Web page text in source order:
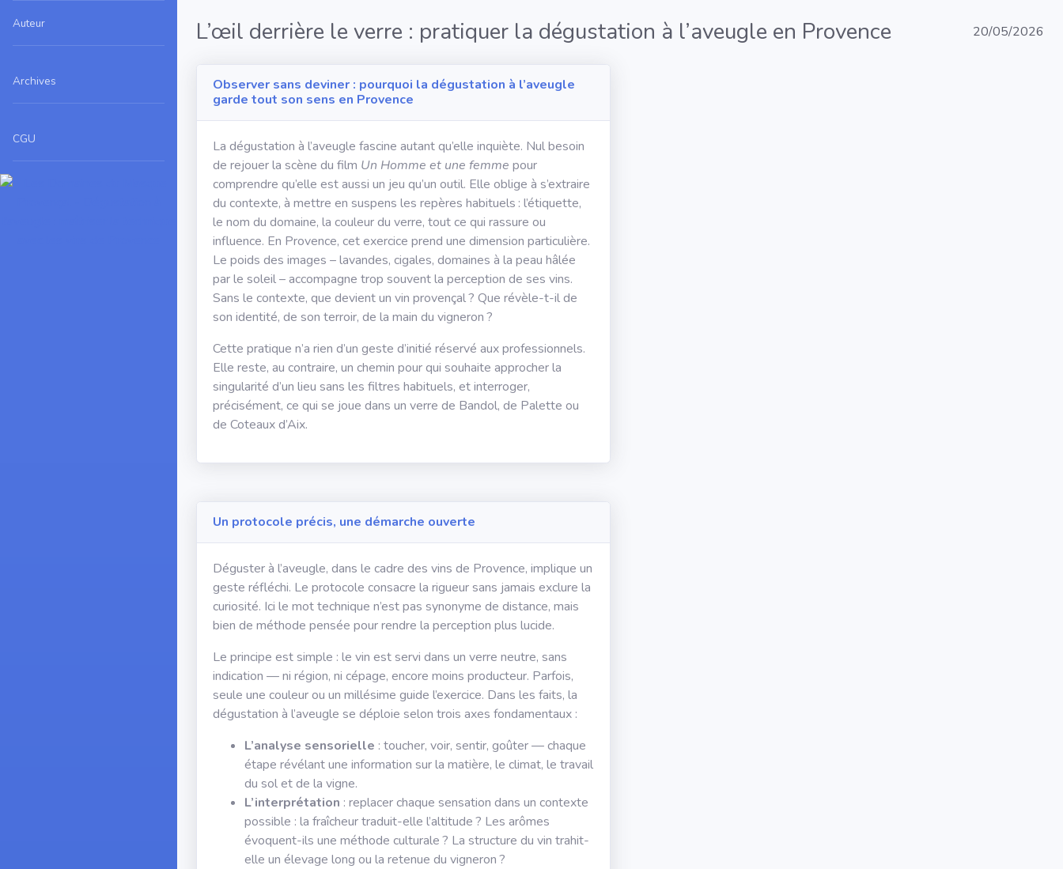
Auteur
Archives
CGU
L’œil derrière le verre : pratiquer la dégustation à l’aveugle en Provence 20/05/2026
Observer sans deviner : pourquoi la dégustation à l’aveugle
garde tout son sens en Provence
La dégustation à l’aveugle fascine autant qu’elle inquiète. Nul besoin
de rejouer la scène du film Un Homme et une femme pour
comprendre qu’elle est aussi un jeu qu’un outil. Elle oblige à s’extraire
du contexte, à mettre en suspens les repères habituels : l’étiquette,
le nom du domaine, la couleur du verre, tout ce qui rassure ou
influence. En Provence, cet exercice prend une dimension particulière.
Le poids des images – lavandes, cigales, domaines à la peau hâlée
par le soleil – accompagne trop souvent la perception de ses vins.
Sans le contexte, que devient un vin provençal ? Que révèle-t-il de
son identité, de son terroir, de la main du vigneron ?
Cette pratique n’a rien d’un geste d’initié réservé aux professionnels.
Elle reste, au contraire, un chemin pour qui souhaite approcher la
singularité d’un lieu sans les filtres habituels, et interroger,
précisément, ce qui se joue dans un verre de Bandol, de Palette ou
de Coteaux d’Aix.
Un protocole précis, une démarche ouverte
Déguster à l’aveugle, dans le cadre des vins de Provence, implique un
geste réfléchi. Le protocole consacre la rigueur sans jamais exclure la
curiosité. Ici le mot technique n’est pas synonyme de distance, mais
bien de méthode pensée pour rendre la perception plus lucide.
Le principe est simple : le vin est servi dans un verre neutre, sans
indication — ni région, ni cépage, encore moins producteur. Parfois,
seule une couleur ou un millésime guide l’exercice. Dans les faits, la
dégustation à l’aveugle se déploie selon trois axes fondamentaux :
L’analyse sensorielle : toucher, voir, sentir, goûter — chaque
étape révélant une information sur la matière, le climat, le travail
du sol et de la vigne.
L’interprétation : replacer chaque sensation dans un contexte
possible : la fraîcheur traduit-elle l’altitude ? Les arômes
évoquent-ils une méthode culturale ? La structure du vin trahit-
elle un élevage long ou la retenue du vigneron ?